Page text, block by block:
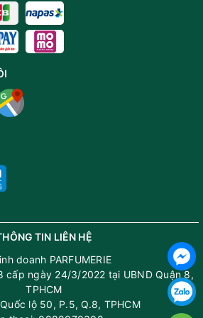
Becker
dùng: Ngày, Đêm - Thu, Đông,
đại, Sang trọng, Cá tính
Hương vùng Mysore được
ngắn gọn về nước hoa Sacred
"Sacred Wood conjures the
Mysore Sandalwood"-
TIN LIÊN HỆ
doanh PARFUMERIE
cấp ngày 24/3/2022 tại UBND Quận 8,
TPHCM
lộ 50, P.5, Q.8, TPHCM